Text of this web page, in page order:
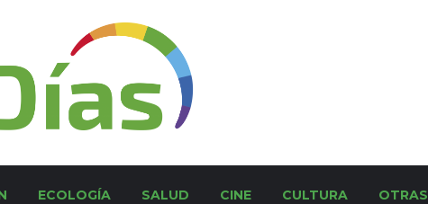
ECOLOGÍA SALUD CINE CULTURA OTRAS